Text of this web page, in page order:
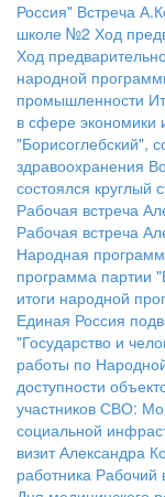
Россия" Встреча
школе №2 Ход
Ход
народной
промышленности
в сфере
"Борисоглебский",
здравоохранения
состоялся круглый
Рабочая встреча
Рабочая встреча
Народная
программа партии
итоги народной
Единая Россия
"Государство и
работы по
доступности
участников СВО:
социальной
визит Александра
работника Рабочий